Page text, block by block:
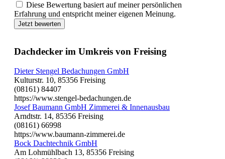
Diese Bewertung basiert auf meiner persönlichen
Erfahrung und entspricht meiner eigenen Meinung.
Jetzt bewerten
Dachdecker im Umkreis von Freising
Dieter Stengel Bedachungen GmbH
Kulturstr. 10, 85356 Freising
(08161) 84407
https://www.stengel-bedachungen.de
Josef Baumann GmbH Zimmerei & Innenausbau
Arndtstr. 14, 85356 Freising
(08161) 66998
https://www.baumann-zimmerei.de
Bock Dachtechnik GmbH
Am Lohmühlbach 13, 85356 Freising